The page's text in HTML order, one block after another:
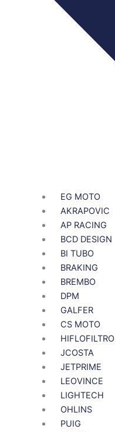
EG MOTO
AKRAPOVIC
AP RACING
BCD DESIGN
BI TUBO
BRAKING
BREMBO
DPM
GALFER
CS MOTO
HIFLOFILTRO
JCOSTA
JETPRIME
LEOVINCE
LIGHTECH
OHLINS
PUIG